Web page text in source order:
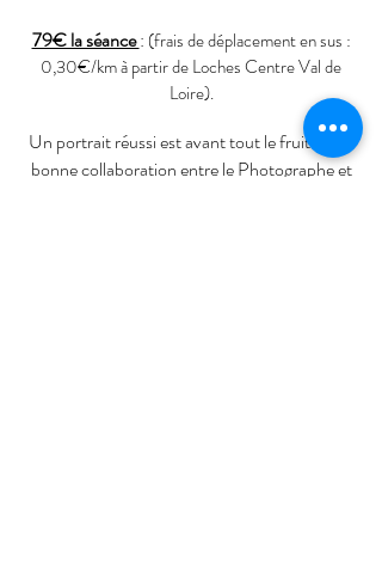
79€ la séance: (frais de déplacement en sus :
0,30€/km à partir de Loches Centre Val de
Loire).
Un portrait réussi est avant tout le fruit d'une
bonne collaboration entre le Photographe et